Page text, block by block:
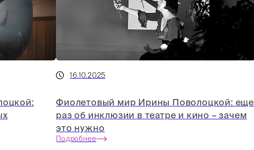
16.10.2025
Фиолетовый мир Ирины Поволоцкой: еще
раз об инклюзии в театре и кино – зачем
это нужно
Подробнее